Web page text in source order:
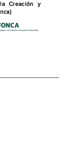
Creación y